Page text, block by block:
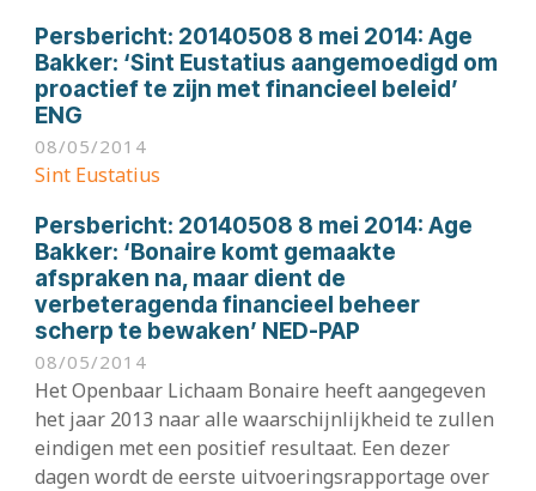
Persbericht: 20140508 8 mei 2014: Age
Bakker: ‘Sint Eustatius aangemoedigd om
proactief te zijn met financieel beleid’
ENG
08/05/2014
Sint Eustatius
Persbericht: 20140508 8 mei 2014: Age
Bakker: ‘Bonaire komt gemaakte
afspraken na, maar dient de
verbeteragenda financieel beheer
scherp te bewaken’ NED-PAP
08/05/2014
Het Openbaar Lichaam Bonaire heeft aangegeven
het jaar 2013 naar alle waarschijnlijkheid te zullen
eindigen met een positief resultaat. Een dezer
dagen wordt de eerste uitvoeringsrapportage over